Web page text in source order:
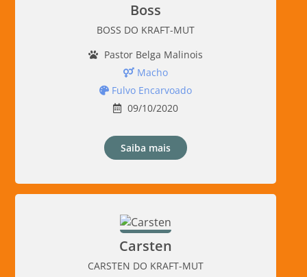
Boss
BOSS DO KRAFT-MUT
Pastor Belga Malinois
Macho
Fulvo Encarvoado
09/10/2020
Saiba mais
Carsten
CARSTEN DO KRAFT-MUT